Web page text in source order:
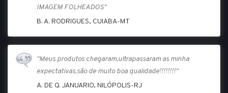
IMAGEM FOLHEADOS"
B. A. RODRIGUES, CUIABA-MT
"Meus produtos chegaram,ultrapassaram as minha
expectativas,são de muito boa qualidade!!!!!!!!"
A. DE Q. JANUARIO, NILÓPOLIS-RJ